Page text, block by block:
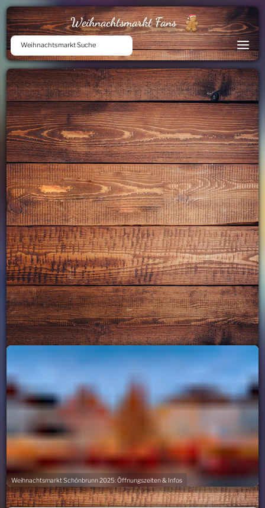
Weihnachtsmarkt Fans
Weihnachtsmarkt Suche
Weihnachtsmarkt Schönbrunn 2025: Öffnungszeiten & Infos